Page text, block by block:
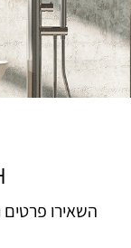
השאירו